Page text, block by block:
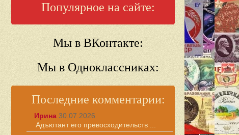
Популярное на сайте:
Мы в ВКонтакте:
Мы в Одноклассниках:
Последние комментарии:
Ирина 30.07.2026
Адъютант его превосходительств ...